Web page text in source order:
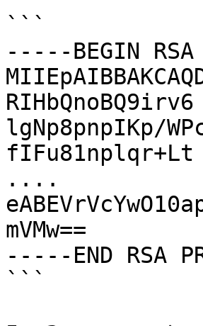
```
-----BEGIN
RIHbQnoBQ9irv6
lgNp8pnpIKp/
fIFu81nplqr+Lt
....
mVMw==
-----END RSA
```